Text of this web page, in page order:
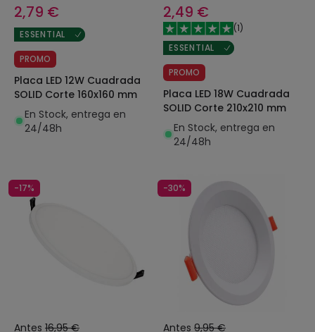
2,79 €
ESSENTIAL
PROMO
Placa LED 12W Cuadrada
SOLID Corte 160x160 mm
En Stock, entrega en
24/48h
2,49 €
(1)
ESSENTIAL
PROMO
Placa LED 18W Cuadrada
SOLID Corte 210x210 mm
En Stock, entrega en
24/48h
-17%
Antes 16,95 €
-30%
Antes 9,95 €